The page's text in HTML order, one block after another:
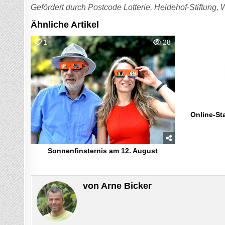
Gefördert durch Postcode Lotterie, Heidehof-Stiftung,
Ähnliche Artikel
1 28
Sonnenfinsternis am 12. August
Online-
von Arne Bicker